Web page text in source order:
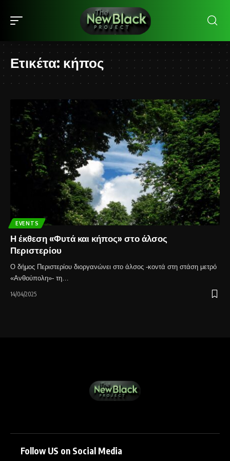
Ετικέτα: κήπος
EVENTS
Η έκθεση «Φυτά και κήπος» στο άλσος
Περιστερίου
Ο δήμος Περιστερίου διοργανώνει στο άλσος -κοντά στη στάση μετρό
«Ανθούπολη»- τη…
14/04/2025
Follow US on Social Media